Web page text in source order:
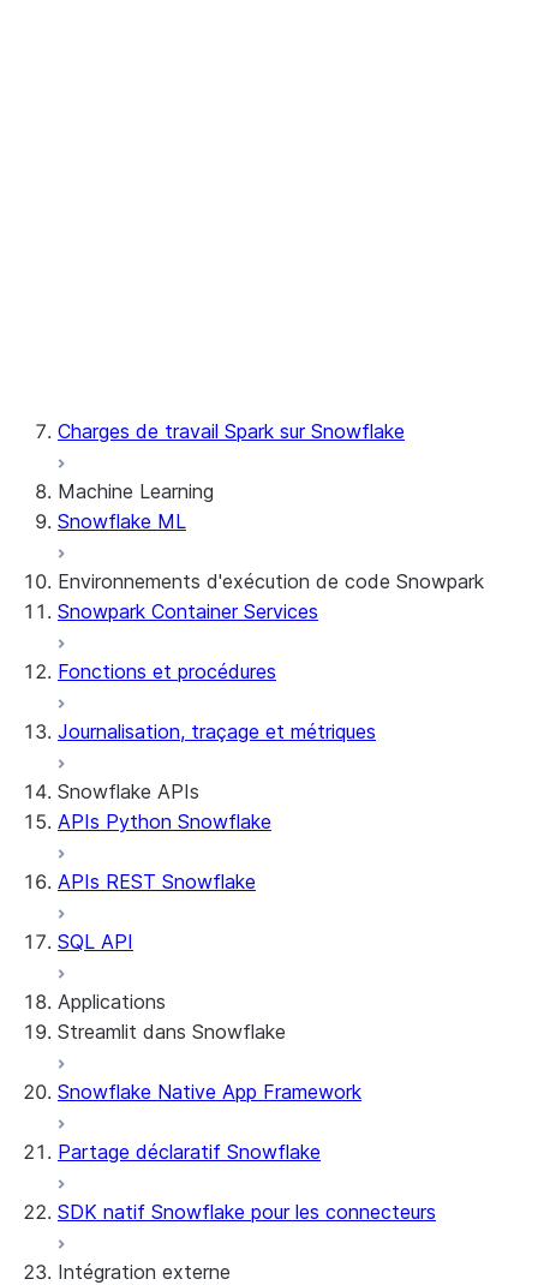
Charges de travail Spark sur Snowflake
Machine Learning
Snowflake ML
Environnements d'exécution de code Snowpark
Snowpark Container Services
Fonctions et procédures
Journalisation, traçage et métriques
Snowflake APIs
APIs Python Snowflake
APIs REST Snowflake
SQL API
Applications
Streamlit dans Snowflake
À propos de Streamlit dans Snowflake
Snowflake
dashboard
Security considerations
Snowflake Native App Framework
Partage déclaratif Snowflake
SDK natif Snowflake pour les connecteurs
Intégration externe